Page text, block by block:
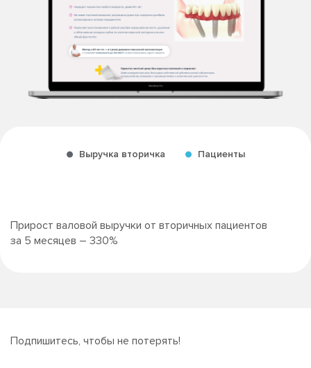
Выручка вторичка Пациенты
Прирост валовой выручки от вторичных пациентов
за 5 месяцев – 330%
Подпишитесь, чтобы не потерять!